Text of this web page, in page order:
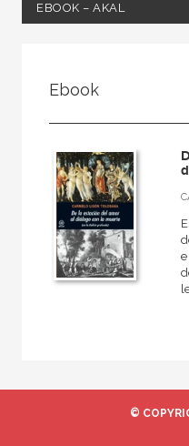
EBOOK – AKAL
Ciencias humanas y sociales
Antropología
MATERIAS
Historia de la antropología
Antropología social
Ebook
©